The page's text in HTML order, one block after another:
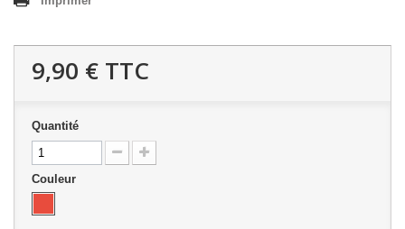
9,90 € TTC
Quantité
Couleur